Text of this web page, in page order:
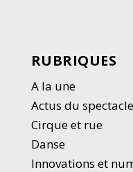
RUBRIQUES
A la une
Actus du spectacle
Cirque et rue
Danse
Innovations et